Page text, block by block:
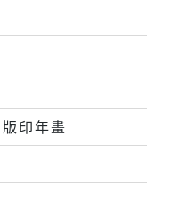
印年畫